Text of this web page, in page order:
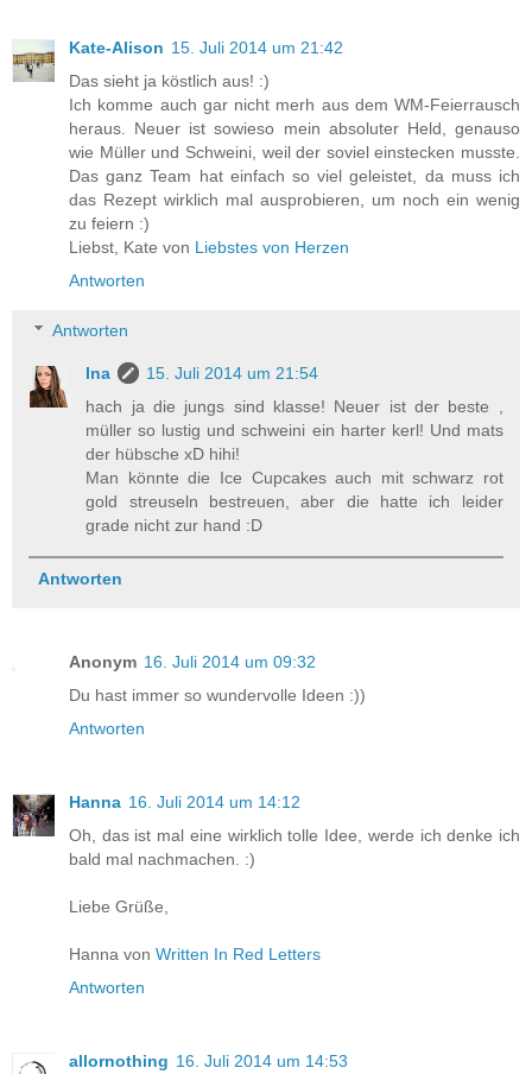
Kate-Alison 15. Juli 2014 um 21:42
Das sieht ja köstlich aus! :)
Ich komme auch gar nicht merh aus dem WM-Feierrausch
heraus. Neuer ist sowieso mein absoluter Held, genauso
wie Müller und Schweini, weil der soviel einstecken musste.
Das ganz Team hat einfach so viel geleistet, da muss ich
das Rezept wirklich mal ausprobieren, um noch ein wenig
zu feiern :)
Liebst, Kate von Liebstes von Herzen
Antworten
Antworten
Ina
15. Juli 2014 um 21:54
hach ja die jungs sind klasse! Neuer ist der beste ,
müller so lustig und schweini ein harter kerl! Und mats
der hübsche xD hihi!
Man könnte die Ice Cupcakes auch mit schwarz rot
gold streuseln bestreuen, aber die hatte ich leider
grade nicht zur hand :D
Antworten
Anonym 16. Juli 2014 um 09:32
Du hast immer so wundervolle Ideen :))
Antworten
Hanna 16. Juli 2014 um 14:12
Oh, das ist mal eine wirklich tolle Idee, werde ich denke ich
bald mal nachmachen. :)
Liebe Grüße,
Hanna von Written In Red Letters
Antworten
allornothing 16. Juli 2014 um 14:53